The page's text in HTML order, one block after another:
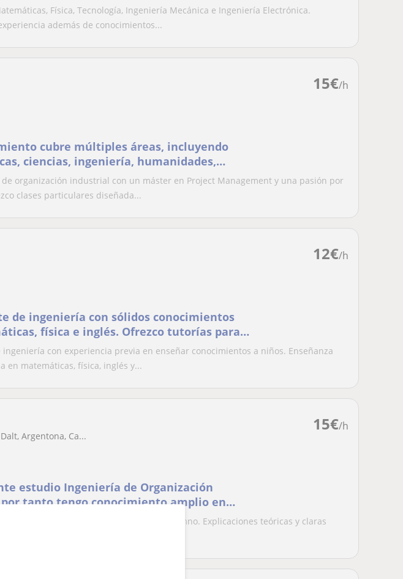
Física, Tecnología, Ingeniería Mecánica e Ingeniería Electrónica.
además de conocimientos...
15€/h
cubre múltiples áreas, incluyendo
ciencias, ingeniería, humanidades,
datos, y mucho más.
de organización industrial con un máster en Project Management y una pasión por
clases particulares diseñada...
12€/h
de ingeniería con sólidos conocimientos
física e inglés. Ofrezco tutorías para
de la ESO.
ingeniería con experiencia previa en enseñar conocimientos a niños. Enseñanza
en matemáticas, física, inglés y...
15€/h
Argentona, Ca...
estudio Ingeniería de Organización
tanto tengo conocimiento amplio en
y adaptadas a el ritmo de cada alumno. Explicaciones teóricas y claras